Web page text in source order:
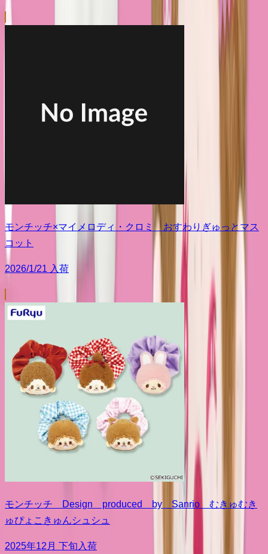
モンチッチ×マイメロディ・クロミ おすわりぎゅっとマス
コット
2026/1/21 入荷
モンチッチ Design produced by Sanrio むきゅむき
ゅぴょこきゅんシュシュ
2025年12月 下旬入荷